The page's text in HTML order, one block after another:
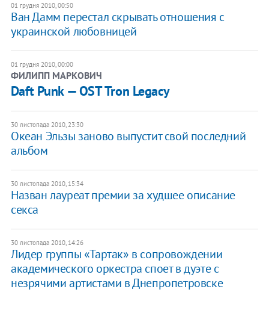
01 грудня 2010, 00:50
Ван Дамм перестал скрывать отношения с
украинской любовницей
01 грудня 2010, 00:00
ФИЛИПП МАРКОВИЧ
Daft Punk — OST Tron Legacy
30 листопада 2010, 23:30
Океан Эльзы заново выпустит свой последний
альбом
30 листопада 2010, 15:34
Назван лауреат премии за худшее описание
секса
30 листопада 2010, 14:26
Лидер группы «Тартак» в сопровождении
академического оркестра споет в дуэте с
незрячими артистами в Днепропетровске